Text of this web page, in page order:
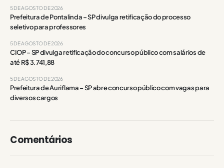
Prefeitura de Pontalinda – SP divulga retificação do processo
seletivo para professores
5 DE AGOSTO DE 2026
CIOP – SP divulga retificação do concurso público com salários de
até R$ 3.741,88
5 DE AGOSTO DE 2026
Prefeitura de Auriflama – SP abre concurso público com vagas para
diversos cargos
5 DE AGOSTO DE 2026
Comentários